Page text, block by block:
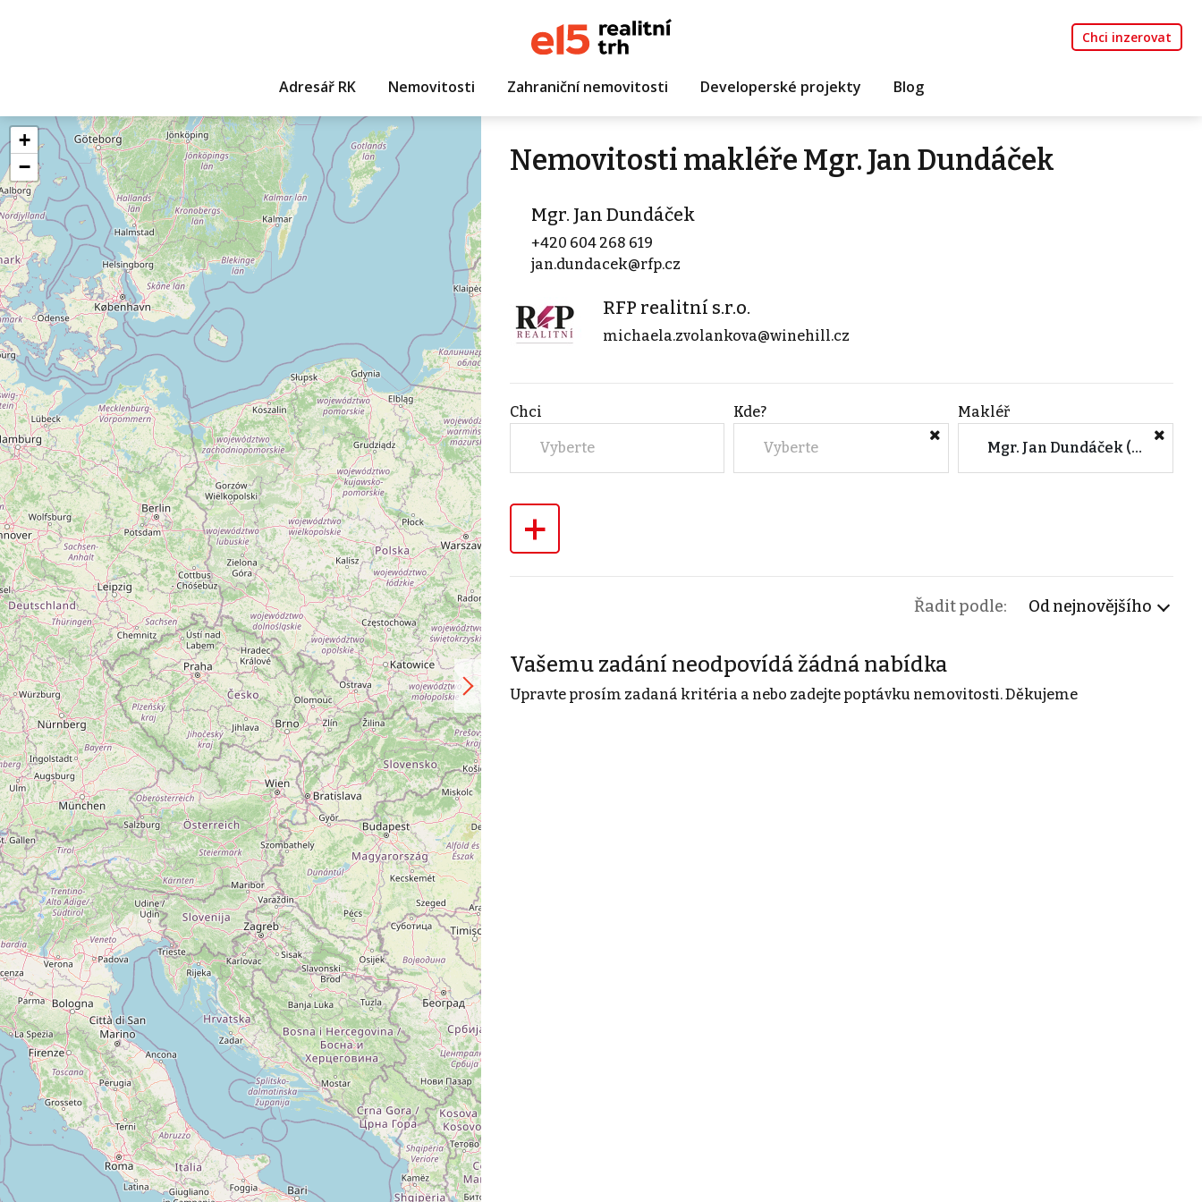
Chci inzerovat
Adresář RK Nemovitosti Zahraniční nemovitosti Developerské projekty Blog
+
−
Nemovitosti makléře Mgr. Jan Dundáček
Mgr. Jan Dundáček
+420 604 268 619
jan.dundacek@rfp.cz
RFP realitní s.r.o.
michaela.zvolankova@winehill.cz
Chci
Vyberte
Kde?
Vyberte
Makléř
Mgr. Jan Dundáček (RFP realitní s.r.o.)
+
Řadit podle: Od nejnovějšího
Vašemu zadání neodpovídá žádná nabídka
Upravte prosím zadaná kritéria a nebo zadejte poptávku nemovitosti. Děkujeme